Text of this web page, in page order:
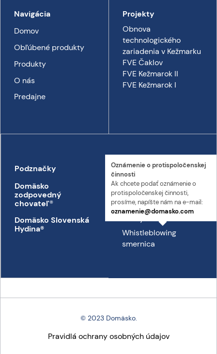
Navigácia
Domov
Obľúbené produkty
Produkty
O nás
Predajne
Projekty
Obnova
technologického
zariadenia v Kežmarku
FVE Čaklov
FVE Kežmarok II
FVE Kežmarok I
Podznačky
Domäsko
zodpovedný
chovateľ®
Domäsko Slovenská
Hydina®
Kontakt
Kontakt
Prepravný poriadok
Etický kódex
Oznámenie o proti­spoločenskej
činnosti
Ak chcete podať oznámenie o
proti­spoločenskej činnosti,
prosíme, napíšte nám na e-mail:
oznamenie@domasko.com
Whistleblowing
smernica
© 2023 Domäsko.
Pravidlá ochrany osobných údajov